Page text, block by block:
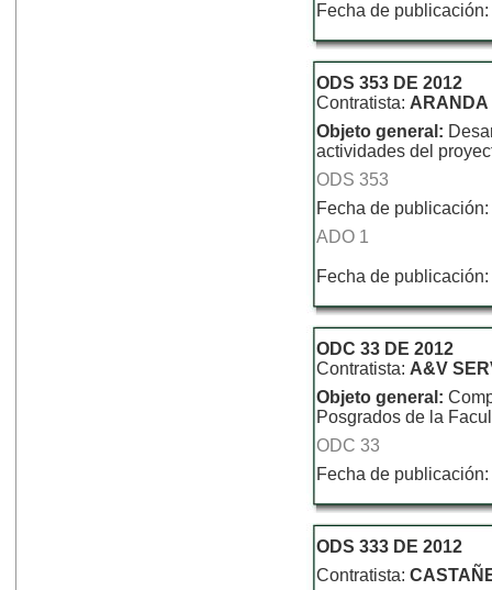
Fecha de
ODS 353 DE 2012
Contratista: ARANDA
Objeto general:
actividades del
ODS 353
Fecha de
ADO 1
Fecha de
ODC 33 DE 2012
Contratista: A&V
Objeto general:
Posgrados de la
ODC 33
Fecha de
ODS 333 DE 2012
Contratista: